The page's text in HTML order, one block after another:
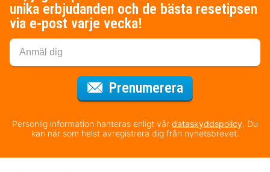
unika erbjudanden och de bästa resetipsen
via e-post varje vecka!
Prenumerera
Personlig information hanteras enligt vår dataskyddspolicy. Du
kan när som helst avregistrera dig från nyhetsbrevet.